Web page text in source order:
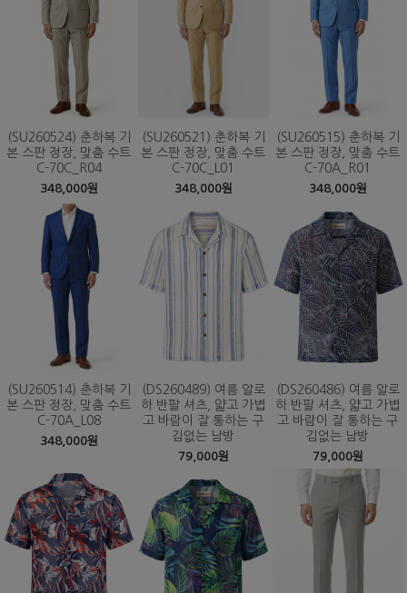
(SU260524) 춘하복 기
본 스판 정장, 맞춤 수트
C-70C_R04
348,000원
(SU260521) 춘하복 기
본 스판 정장, 맞춤 수트
C-70C_L01
348,000원
(SU260515) 춘하복 기
본 스판 정장, 맞춤 수트
C-70A_R01
348,000원
(SU260514) 춘하복 기
본 스판 정장, 맞춤 수트
C-70A_L08
348,000원
(DS260489) 여름 알로
하 반팔 셔츠, 얇고 가볍
고 바람이 잘 통하는 구
김없는 남방
79,000원
(DS260486) 여름 알로
하 반팔 셔츠, 얇고 가볍
고 바람이 잘 통하는 구
김없는 남방
79,000원